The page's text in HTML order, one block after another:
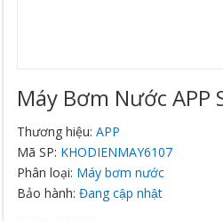
Máy Bơm Nước APP
Thương hiệu:APP
Mã SP: KHODIENMAY6107
Phân loại: Máy bơm nước
Bảo hành:Đang cập nhật